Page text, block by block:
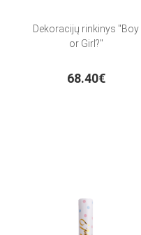
Dekoracijų rinkinys "Boy
or Girl?"
68.40€